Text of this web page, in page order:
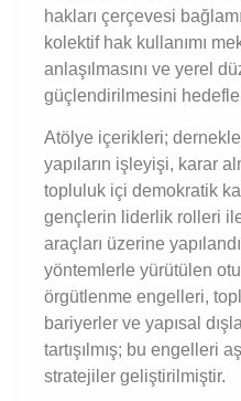
hakları çerçevesi
kolektif hak kullanımı
anlaşılmasını ve yerel
güçlendirilmesini
Atölye içerikleri;
yapıların işleyişi, karar
topluluk içi demokratik
gençlerin liderlik rolleri
araçları üzerine
yöntemlerle yürütülen
örgütlenme engelleri,
bariyerler ve yapısal
tartışılmış; bu engelleri
stratejiler geliştirilmiştir.